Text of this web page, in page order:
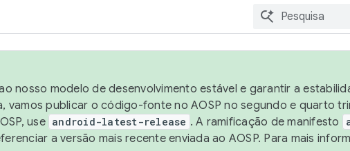
nosso modelo de desenvolvimento estável e garantir a
vamos publicar o código-fonte no AOSP no segundo e quarto
use android-latest-release . A ramificação de manifesto
a versão mais recente enviada ao AOSP. Para mais